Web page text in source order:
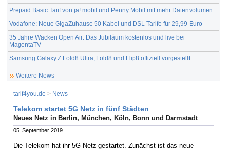
Prepaid Basic Tarif von ja! mobil und Penny Mobil mit mehr Datenvolumen
Vodafone: Neue GigaZuhause 50 Kabel und DSL Tarife für 29,99 Euro
35 Jahre Wacken Open Air: Das Jubiläum kostenlos und live bei
MagentaTV
Samsung Galaxy Z Fold8 Ultra, Fold8 und Flip8 offiziell vorgestellt
Weitere News
tarif4you.de > News
Telekom startet 5G Netz in fünf Städten
Neues Netz in Berlin, München, Köln, Bonn und Darmstadt
05. September 2019
Die Telekom hat ihr 5G-Netz gestartet. Zunächst ist das neue